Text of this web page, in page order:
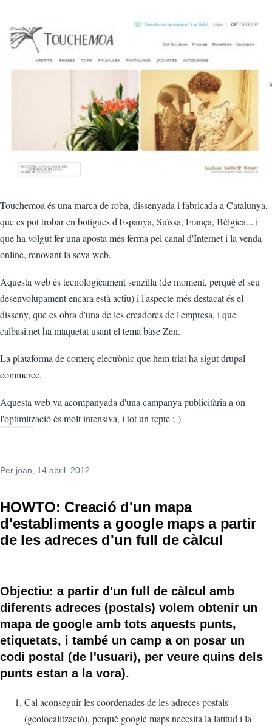
Touchemoa és una marca de roba, dissenyada i fabricada a Catalunya,
que es pot trobar en botigues d'Espanya, Suïssa, França, Bèlgica... i
que ha volgut fer una aposta més ferma pel canal d'Internet i la venda
online, renovant la seva web.
Aquesta web és tecnologicament senzilla (de moment, perquè el seu
desenvolupament encara està actiu) i l'aspecte més destacat és el
disseny, que es obra d'una de les creadores de l'empresa, i que
calbasi.net ha maquetat usant el tema bàse Zen.
La plataforma de comerç electrònic que hem triat ha sigut drupal
commerce.
Aquesta web va acompanyada d'una campanya publicitària a on
l'optimització és molt intensiva, i tot un repte ;-)
Per joan, 14 abril, 2012
HOWTO: Creació d'un mapa
d'establiments a google maps a partir
de les adreces d'un full de càlcul
Objectiu: a partir d'un full de càlcul amb
diferents adreces (postals) volem obtenir un
mapa de google amb tots aquests punts,
etiquetats, i també un camp a on posar un
codi postal (de l'usuari), per veure quins dels
punts estan a la vora).
Cal aconseguir les coordenades de les adreces postals
(geolocalització), perquè google maps necesita la latitud i la